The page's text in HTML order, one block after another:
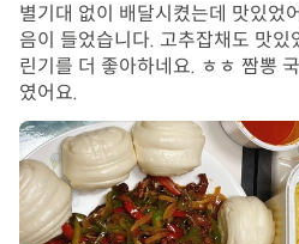
별기대 없이 배달시켰는데 맛있었
음이 들었습니다. 고추잡채도 맛
린기를 더 좋아하네요. ㅎㅎ 짬뽕
였어요.